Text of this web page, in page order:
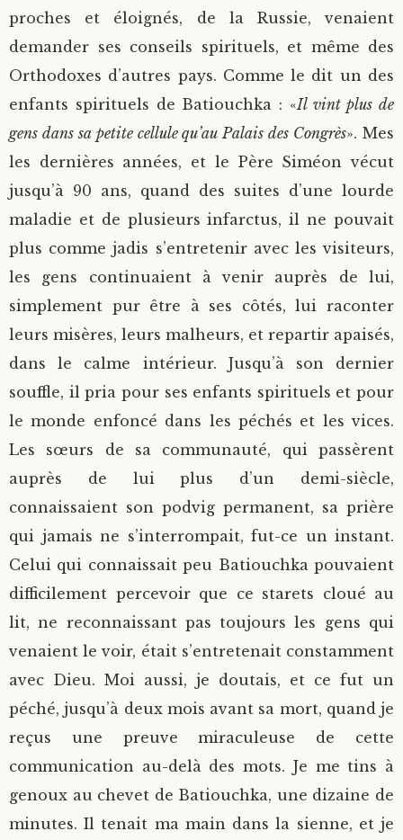
proches et éloignés, de la Russie, venaient
demander ses conseils spirituels, et même des
Orthodoxes d’autres pays. Comme le dit un des
enfants spirituels de Batiouchka : «Il vint plus de
gens dans sa petite cellule qu’au Palais des Congrès». Mes
les dernières années, et le Père Siméon vécut
jusqu’à 90 ans, quand des suites d’une lourde
maladie et de plusieurs infarctus, il ne pouvait
plus comme jadis s’entretenir avec les visiteurs,
les gens continuaient à venir auprès de lui,
simplement pur être à ses côtés, lui raconter
leurs misères, leurs malheurs, et repartir apaisés,
dans le calme intérieur. Jusqu’à son dernier
souffle, il pria pour ses enfants spirituels et pour
le monde enfoncé dans les péchés et les vices.
Les sœurs de sa communauté, qui passèrent
auprès de lui plus d’un demi-siècle,
connaissaient son podvig permanent, sa prière
qui jamais ne s’interrompait, fut-ce un instant.
Celui qui connaissait peu Batiouchka pouvaient
difficilement percevoir que ce starets cloué au
lit, ne reconnaissant pas toujours les gens qui
venaient le voir, était s’entretenait constamment
avec Dieu. Moi aussi, je doutais, et ce fut un
péché, jusqu’à deux mois avant sa mort, quand je
reçus une preuve miraculeuse de cette
communication au-delà des mots. Je me tins à
genoux au chevet de Batiouchka, une dizaine de
minutes. Il tenait ma main dans la sienne, et je